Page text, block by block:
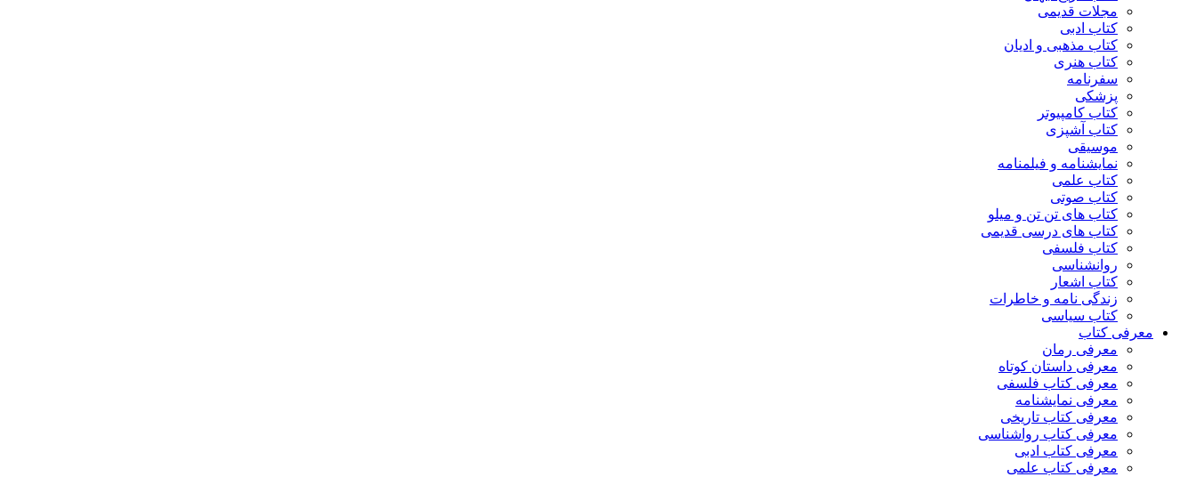
مجلات قدیمی
کتاب ادبی
کتاب مذهبی و ادیان
کتاب هنری
سفرنامه
پزشکی
کتاب کامپیوتر
کتاب آشپزی
موسیقی
نمایشنامه و فیلمنامه
کتاب علمی
کتاب صوتی
کتاب های تن تن و میلو
کتاب های درسی قدیمی
کتاب فلسفی
روانشناسی
کتاب اشعار
زندگی نامه و خاطرات
کتاب سیاسی
معرفی کتاب
معرفی رمان
معرفی داستان کوتاه
معرفی کتاب فلسفی
معرفی نمایشنامه
معرفی کتاب تاریخی
معرفی کتاب رواشناسی
معرفی کتاب ادبی
معرفی کتاب علمی